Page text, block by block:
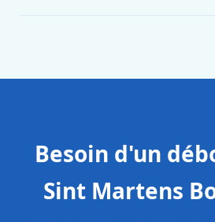
Besoin d'un
Sint Martens